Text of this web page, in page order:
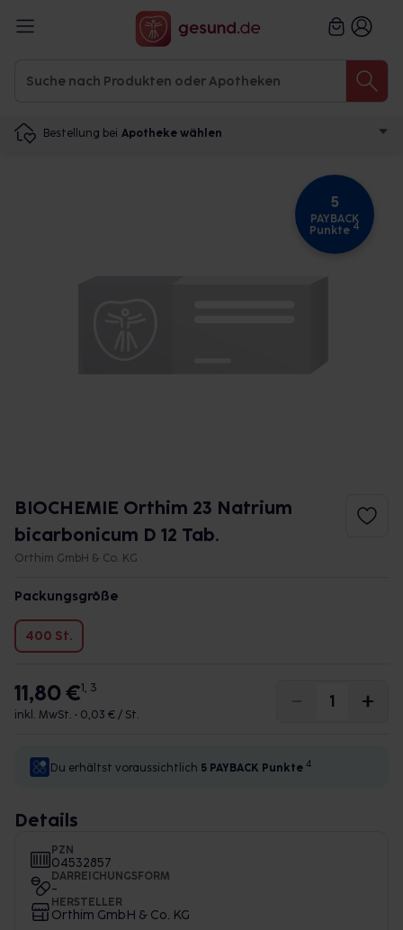
Bestellung bei Apotheke wählen
5
PAYBACK
Punkte 4
BIOCHEMIE Orthim 23 Natrium
bicarbonicum D 12 Tab.
Orthim GmbH & Co. KG
Packungsgröße
400 St.
11,80 €1, 3
inkl. MwSt. • 0,03 € / St.
Du erhältst voraussichtlich 5 PAYBACK Punkte 4
Details
PZN
04532857
DARREICHUNGSFORM
-
HERSTELLER
Orthim GmbH & Co. KG